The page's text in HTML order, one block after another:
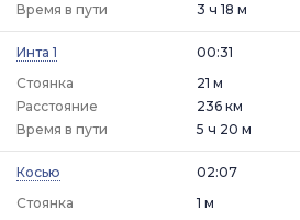
Время в пути
3 ч 18 м
Инта 1
00:31
Стоянка
21 м
Расстояние
236 км
Время в пути
5 ч 20 м
Косью
02:07
Стоянка
1 м